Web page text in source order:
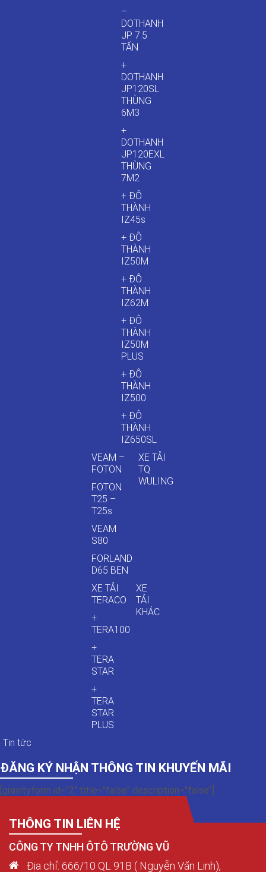
–
DOTHANH
JP 7.5
TẤN
+
DOTHANH
JP120SL
THÙNG
6M3
+
DOTHANH
JP120EXL
THÙNG
7M2
+ ĐÔ
THÀNH
IZ45s
+ ĐÔ
THÀNH
IZ50M
+ ĐÔ
THÀNH
IZ62M
+ ĐÔ
THÀNH
IZ50M
PLUS
+ ĐÔ
THÀNH
IZ500
+ ĐÔ
THÀNH
IZ650SL
VEAM –
FOTON
FOTON
T25 –
T25s
VEAM
S80
FORLAND
D65 BEN
XE TẢI
TQ
WULING
XE TẢI
TERACO
+
TERA100
+
TERA
STAR
+
TERA
STAR
PLUS
XE
TẢI
KHÁC
Tin tức
ĐĂNG KÝ NHẬN THÔNG TIN KHUYẾN MÃI
[gravityform id="2" title="false" description="false"]
THÔNG TIN LIÊN HỆ
CÔNG TY TNHH ÔTÔ TRƯỜNG VŨ
Địa chỉ: 666/10 QL 91B ( Nguyễn Văn Linh),